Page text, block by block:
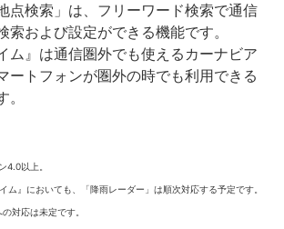
点検索」は、フリーワード検索で通信
索および設定ができる機能です。
ム』は通信圏外でも使えるカーナビア
ートフォンが圏外の時でも利用できる
4.0以上。
』においても、「降雨レーダー」は順次対応する予定です。
対応は未定です。